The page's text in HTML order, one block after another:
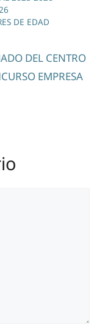
DE EDAD
DEL CENTRO
EMPRESA